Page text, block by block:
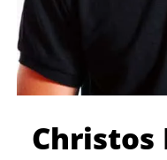
Christos